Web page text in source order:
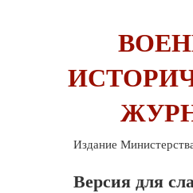
Издание
Версия для